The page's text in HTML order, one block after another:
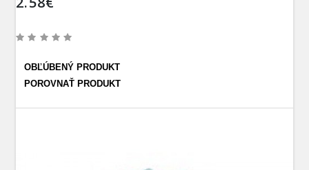
OBĽÚBENÝ PRODUKT
POROVNAŤ PRODUKT